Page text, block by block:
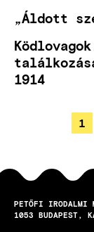
„Áldott
1914
1
PETŐFI IRODALMI
1053
BUDAPEST